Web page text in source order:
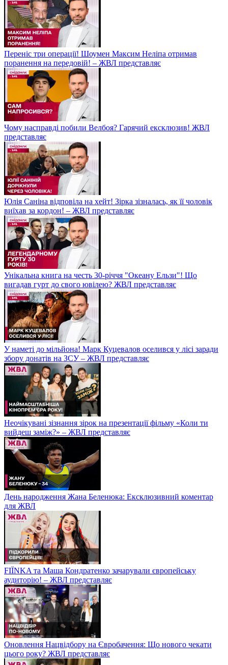
Переніс три операції! Шоумен Максим Неліпа отримав
поранення на передовій! – ЖВЛ представляє
Чому насправді побили Велбоя? Гарячий ексклюзив! ЖВЛ
представляє
Юлія Саніна відповіла на хейт! Зірка зізналась, як її чоловік
виїхав за кордон! – ЖВЛ представляє
Унікальна книга на честь 30-річчя "Океану Ельзи"! Що
вигадав гурт до свого ювілею? ЖВЛ представляє
У наметі до мільйона! Марк Куцевалов оселився у лісі заради
збору донатів на ЗСУ – ЖВЛ представляє
Неочікувані зізнання зірок на презентації фільму «Коли ти
вийдеш заміж?» – ЖВЛ представляє
День народження Жана Беленюка: Ексклюзивний коментар
для ЖВЛ
FIЇNKA та Маша Кондратенко зачарували європейську
аудиторію! – ЖВЛ представляє
Оновлення Нацвідбору на Євробачення: Що нового чекати
цього року? ЖВЛ представляє